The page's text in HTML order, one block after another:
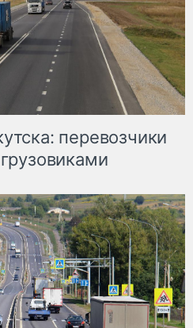
перевозчики